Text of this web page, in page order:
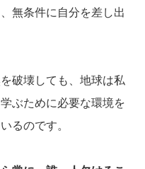
無条件に自分を差し出
破壊しても、地球は私
ぶために必要な環境を
るのです。